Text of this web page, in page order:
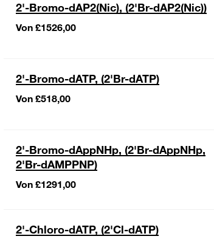
2'-Bromo-dAP2(Nic), (2'Br-dAP2(Nic))
Von £1526,00
2'-Bromo-dATP, (2'Br-dATP)
Von £518,00
2'-Bromo-dAppNHp, (2'Br-dAppNHp,
2'Br-dAMPPNP)
Von £1291,00
2'-Chloro-dATP, (2'Cl-dATP)